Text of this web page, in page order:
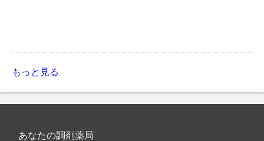
もっと見る
あなたの調剤薬局